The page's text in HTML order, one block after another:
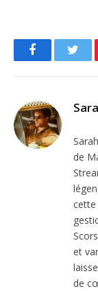
Facebook
de
cette
et
de